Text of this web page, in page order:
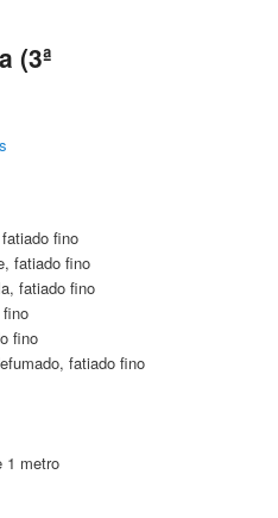
(3ª
fino
fatiado fino
fatiado fino
fino
fatiado fino
1 metro